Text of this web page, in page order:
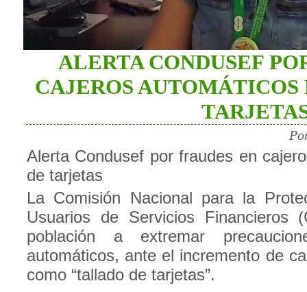
ALERTA CONDUSEF
CAJEROS
Alerta Condusef por fraudes en
de tarjetas
La Comisión Nacional para la
Usuarios de Servicios Financieros
población a extremar
automáticos, ante el incremento de
como “tallado de tarjetas”.